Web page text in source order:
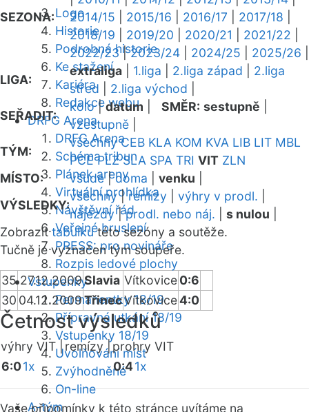
Logo
Historie
Podrobná historie
Ke stažení
Kariéra
Redakce webu
DRFG Arena
DRFG Arena
Schéma tribun
Plánek areny
Virtuální prohlídka
Návštěvní řád
Veřejné bruslení
PRESS: pro novináře
Rozpis ledové plochy
Vstupenky
Permanentky 18/19
Přípravná utkání 18/19
Vstupenky 18/19
Uvolňování míst
Zvýhodněné
On-line
A-tým
SEZONA:
2014/15
2015/16 2016/17 2017/18
2018/19
2019/20 2020/21 2021/22
2022/23|2023/24 2024/25 2025/26
LIGA:
extraliga 1.liga 2.liga západ
2.liga
střed
2.liga východ
SEŘADIT:
kolo|datum SMĚR: sestupně
vzestupně
TÝM:
všechny CEB KLA KOM KVA LIB LIT MBL
PCE PLZ SLA SPA TRI VIT ZLN
MÍSTO:
všude|doma venku
VÝSLEDKY:
všechny|remízy výhry v prodl.
nájezdy|prodl. nebo náj. s nulou
Zobrazittabulkutéto sezóny a soutěže.
Tučně je vyznačen tým soupeře.
35 27.12.2009Slavia Vítkovice0:6
30 04.12.2009TřinecVítkovice4:0
Četnost výsledků
výhry VIT |remízy |prohry VIT
6:01x 0:41x
Vaše připomínky k této stránce uvítáme na